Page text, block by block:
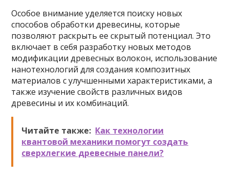
Особое внимание уделяется поиску новых
способов обработки древесины, которые
позволяют раскрыть ее скрытый потенциал. Это
включает в себя разработку новых методов
модификации древесных волокон, использование
нанотехнологий для создания композитных
материалов с улучшенными характеристиками, а
также изучение свойств различных видов
древесины и их комбинаций.
Читайте также: Как технологии
квантовой механики помогут создать
сверхлегкие древесные панели?